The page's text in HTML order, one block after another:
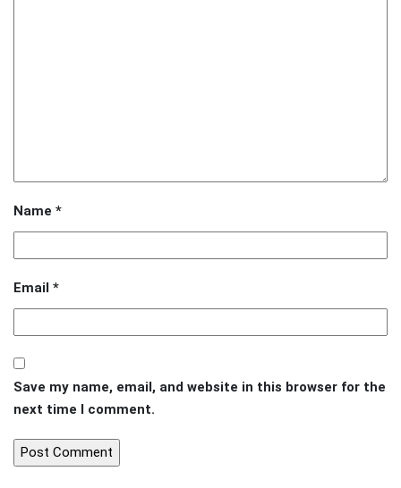
Name *
Email *
Save my name, email, and website in this browser for the
next time I comment.